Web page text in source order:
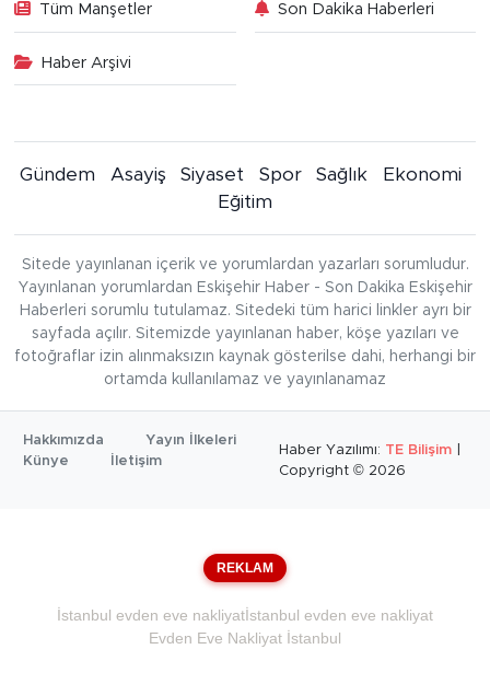
Tüm Manşetler Son Dakika Haberleri
Haber Arşivi
Gündem Asayiş Siyaset Spor Sağlık
Ekonomi
Eğitim
Sitede yayınlanan içerik ve yorumlardan yazarları sorumludur.
Yayınlanan yorumlardan Eskişehir Haber - Son Dakika Eskişehir
Haberleri sorumlu tutulamaz. Sitedeki tüm harici linkler ayrı bir
sayfada açılır. Sitemizde yayınlanan haber, köşe yazıları ve
fotoğraflar izin alınmaksızın kaynak gösterilse dahi, herhangi bir
ortamda kullanılamaz ve yayınlanamaz
Hakkımızda
Yayın İlkeleri
Künye
İletişim
Haber Yazılımı: TE Bilişim
Copyright © 2026
REKLAM
İstanbul evden eve nakliyatİstanbul evden eve nakliyat
Evden Eve Nakliyat İstanbul